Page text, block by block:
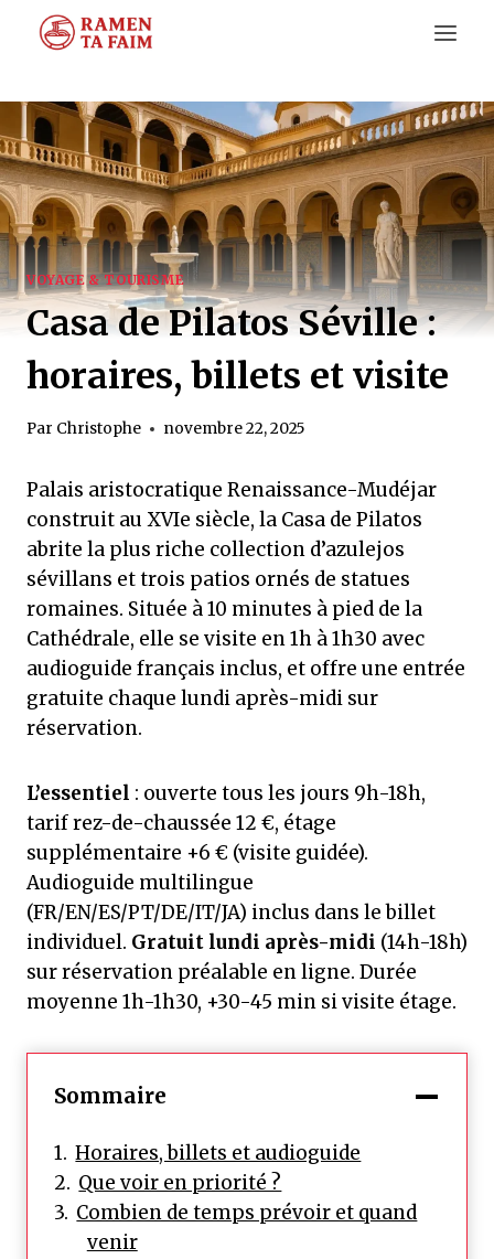
VOYAGE & TOURISME
Casa de Pilatos Séville :
horaires, billets et visite
Par Christophe novembre 22, 2025
Palais aristocratique Renaissance-Mudéjar
construit au XVIe siècle, la Casa de Pilatos
abrite la plus riche collection d’azulejos
sévillans et trois patios ornés de statues
romaines. Située à 10 minutes à pied de la
Cathédrale, elle se visite en 1h à 1h30 avec
audioguide français inclus, et offre une entrée
gratuite chaque lundi après-midi sur
réservation.
L’essentiel : ouverte tous les jours 9h-18h,
tarif rez-de-chaussée 12 €, étage
supplémentaire +6 € (visite guidée).
Audioguide multilingue
(FR/EN/ES/PT/DE/IT/JA) inclus dans le billet
individuel. Gratuit lundi après-midi (14h-18h)
sur réservation préalable en ligne. Durée
moyenne 1h-1h30, +30-45 min si visite étage.
Sommaire
Horaires, billets et audioguide
Que voir en priorité ?
Combien de temps prévoir et quand
venir